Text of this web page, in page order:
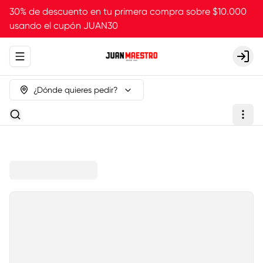
30% de descuento en tu primera compra sobre $10.000
usando el cupón JUAN30
Abrir menu de navegación Login
¿Dónde quieres pedir?